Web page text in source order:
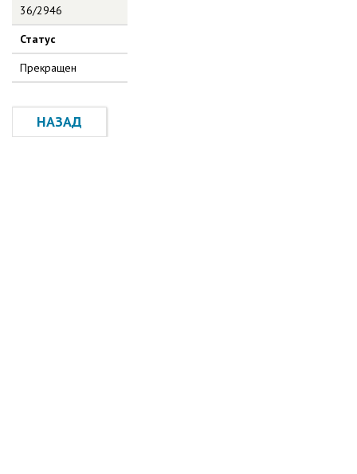
36/2946
Статус
Прекращен
НАЗАД